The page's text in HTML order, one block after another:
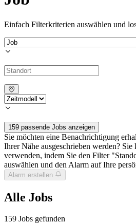
Einfach Filterkriterien auswählen und
159 passende Jobs anzeigen
Sie möchten eine Benachrichtigung
Ihrer Nähe ausgeschrieben werden?
verwenden, indem Sie den Filter
auswählen und den Alarm auf Ihre
Alarm erstellen
Alle Jobs
159 Jobs gefunden